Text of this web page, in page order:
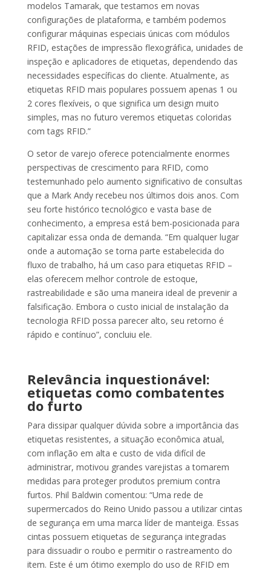
modelos Tamarak, que testamos em novas
configurações de plataforma, e também podemos
configurar máquinas especiais únicas com módulos
RFID, estações de impressão flexográfica, unidades de
inspeção e aplicadores de etiquetas, dependendo das
necessidades específicas do cliente. Atualmente, as
etiquetas RFID mais populares possuem apenas 1 ou
2 cores flexíveis, o que significa um design muito
simples, mas no futuro veremos etiquetas coloridas
com tags RFID.”
O setor de varejo oferece potencialmente enormes
perspectivas de crescimento para RFID, como
testemunhado pelo aumento significativo de consultas
que a Mark Andy recebeu nos últimos dois anos. Com
seu forte histórico tecnológico e vasta base de
conhecimento, a empresa está bem-posicionada para
capitalizar essa onda de demanda. “Em qualquer lugar
onde a automação se torna parte estabelecida do
fluxo de trabalho, há um caso para etiquetas RFID –
elas oferecem melhor controle de estoque,
rastreabilidade e são uma maneira ideal de prevenir a
falsificação. Embora o custo inicial de instalação da
tecnologia RFID possa parecer alto, seu retorno é
rápido e contínuo”, concluiu ele.
Relevância inquestionável:
etiquetas como combatentes
do furto
Para dissipar qualquer dúvida sobre a importância das
etiquetas resistentes, a situação econômica atual,
com inflação em alta e custo de vida difícil de
administrar, motivou grandes varejistas a tomarem
medidas para proteger produtos premium contra
furtos. Phil Baldwin comentou: “Uma rede de
supermercados do Reino Unido passou a utilizar cintas
de segurança em uma marca líder de manteiga. Essas
cintas possuem etiquetas de segurança integradas
para dissuadir o roubo e permitir o rastreamento do
item. Este é um ótimo exemplo do uso de RFID em